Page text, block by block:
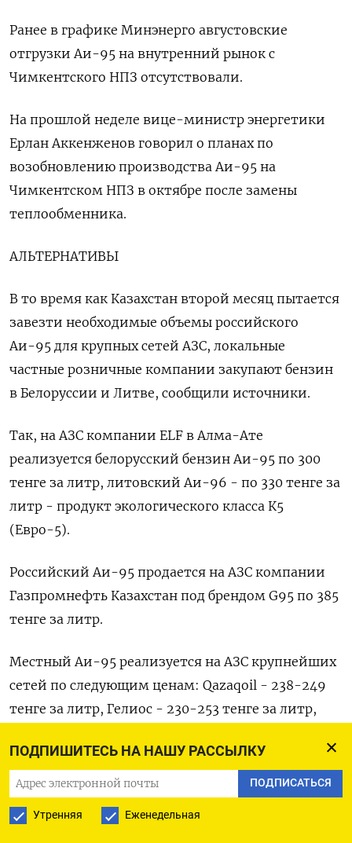
ПОДПИШИТЕСЬ НА НАШУ РАССЫЛКУ
ПОДПИСАТЬСЯ
Утренняя Еженедельная
Ранее в графике Минэнерго августовские
отгрузки Аи-95 на внутренний рынок с
Чимкентского НПЗ отсутствовали.
На прошлой неделе вице-министр энергетики
Ерлан Аккенженов говорил о планах по
возобновлению производства Аи-95 на
Чимкентском НПЗ в октябре после замены
теплообменника.
АЛЬТЕРНАТИВЫ
В то время как Казахстан второй месяц пытается
завезти необходимые объемы российского
Аи-95 для крупных сетей АЗС, локальные
частные розничные компании закупают бензин
в Белоруссии и Литве, сообщили источники.
Так, на АЗС компании ELF в Алма-Ате
реализуется белорусский бензин Аи-95 по 300
тенге за литр, литовский Аи-96 - по 330 тенге за
литр - продукт экологического класса К5
(Евро-5).
Российский Аи-95 продается на АЗС компании
Газпромнефть Казахстан под брендом G95 по 385
тенге за литр.
Местный Аи-95 реализуется на АЗС крупнейших
сетей по следующим ценам: Qazaqoil - 238-249
тенге за литр, Гелиос - 230-253 тенге за литр,
Казахстан - 250-255 тенге за литр, по данным
участников рынка.